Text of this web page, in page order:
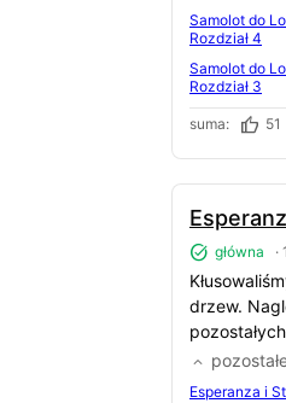
Samolot do
Rozdział 4
Samolot do
Rozdział 3
suma: 51
główna ·
drzew.
Esperanza i